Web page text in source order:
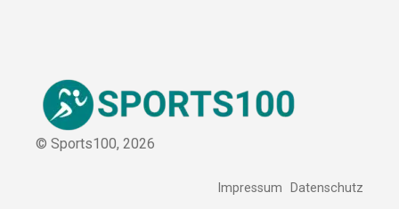
© Sports100, 2026
Impressum Datenschutz